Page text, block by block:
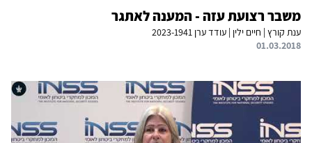
משבר רצועת עזה - המענה לאתגר
ענת קורץ | חיים ילין | עודד ערן 2023-1941
01.03.2018